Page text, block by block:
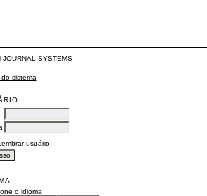
JOURNAL SYSTEMS
sistema
usuário
o idioma